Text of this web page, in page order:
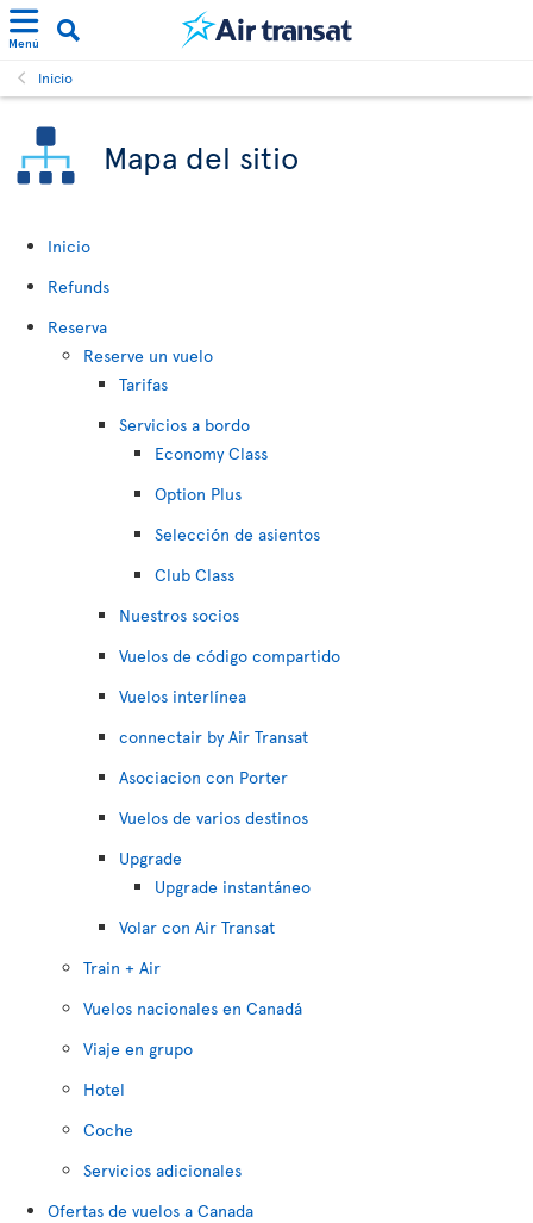
Menú
Inicio
Mapa del sitio
Inicio
Refunds
Reserva
Reserve un vuelo
Tarifas
Servicios a bordo
Economy Class
Option Plus
Selección de asientos
Club Class
Nuestros socios
Vuelos de código compartido
Vuelos interlínea
connectair by Air Transat
Asociacion con Porter
Vuelos de varios destinos
Upgrade
Upgrade instantáneo
Volar con Air Transat
Train + Air
Vuelos nacionales en Canadá
Viaje en grupo
Hotel
Coche
Servicios adicionales
Ofertas de vuelos a Canada